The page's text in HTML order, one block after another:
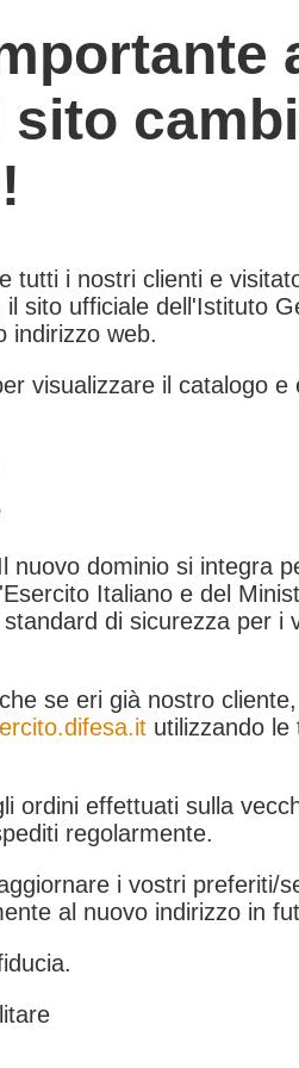
tutti i nostri clienti e
sito ufficiale dell'Istituto
indirizzo web.
visualizzare il catalogo
nuovo dominio si integra
Italiano e del
di sicurezza per i
se eri già nostro
utilizzando le
ordini effettuati sulla
regolarmente.
i vostri preferiti/
al nuovo indirizzo in